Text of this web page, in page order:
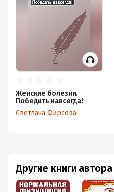
Другие книги автора
Женские болезни.
Победить навсегда!
Светлана Фирсова